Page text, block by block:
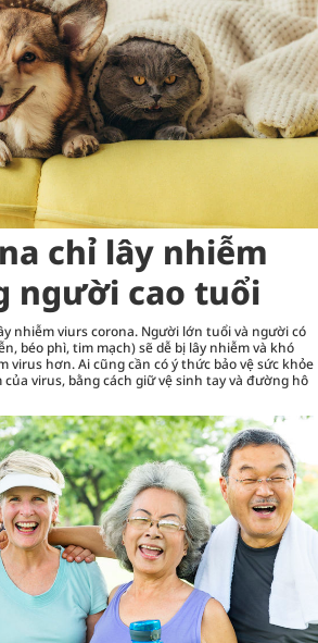
chỉ lây nhiễm
người cao tuổi
nhiễm viurs corona. Người lớn tuổi và người có
béo phì, tim mạch) sẽ dễ bị lây nhiễm và khó
virus hơn. Ai cũng cần có ý thức bảo vệ sức khỏe
virus, bằng cách giữ vệ sinh tay và đường hô